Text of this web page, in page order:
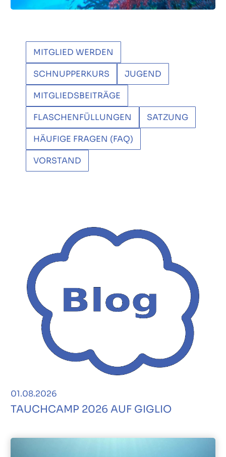
MITGLIED WERDEN
SCHNUPPERKURS JUGEND
MITGLIEDSBEITRÄGE
FLASCHENFÜLLUNGEN SATZUNG
HÄUFIGE FRAGEN (FAQ)
VORSTAND
01.08.2026
TAUCHCAMP 2026 AUF GIGLIO